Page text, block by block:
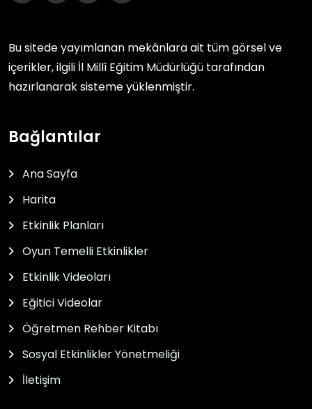
Bu sitede yayımlanan mekânlara ait tüm görsel ve
içerikler, ilgili İl Millî Eğitim Müdürlüğü tarafından
hazırlanarak sisteme yüklenmiştir.
Bağlantılar
Ana Sayfa
Harita
Etkinlik Planları
Oyun Temelli Etkinlikler
Etkinlik Videoları
Eğitici Videolar
Öğretmen Rehber Kitabı
Sosyal Etkinlikler Yönetmeliği
İletişim